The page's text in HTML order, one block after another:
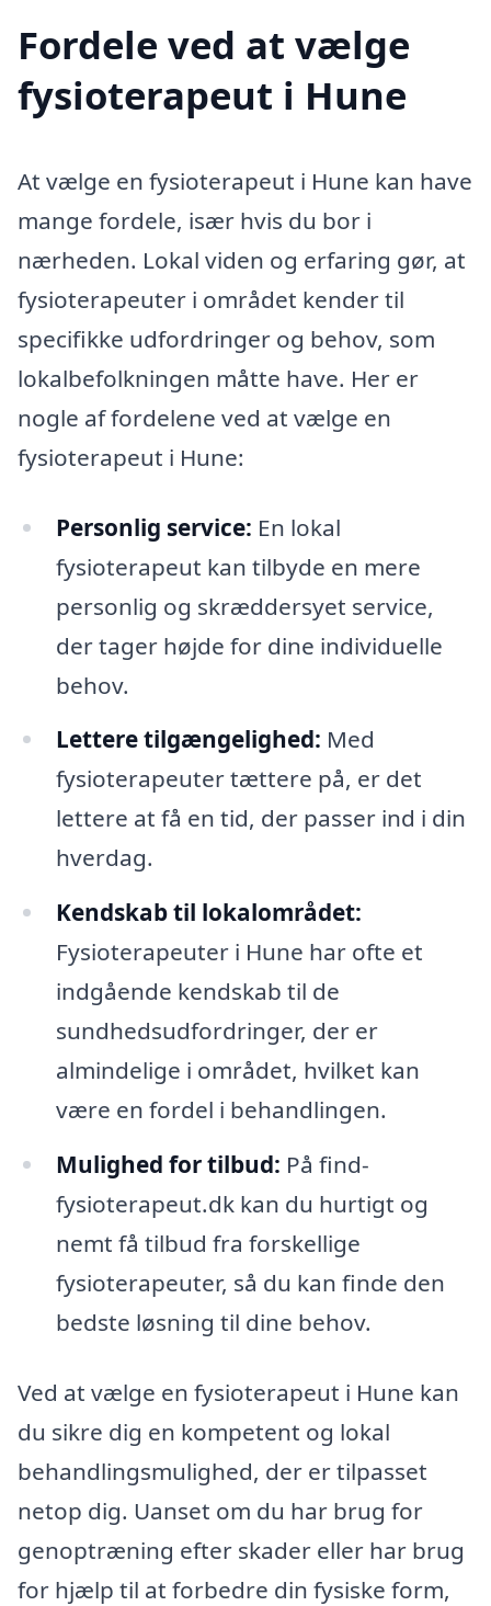
Fordele ved at vælge
fysioterapeut i Hune
At vælge en fysioterapeut i Hune kan have
mange fordele, især hvis du bor i
nærheden. Lokal viden og erfaring gør, at
fysioterapeuter i området kender til
specifikke udfordringer og behov, som
lokalbefolkningen måtte have. Her er
nogle af fordelene ved at vælge en
fysioterapeut i Hune:
Personlig service: En lokal
fysioterapeut kan tilbyde en mere
personlig og skræddersyet service,
der tager højde for dine individuelle
behov.
Lettere tilgængelighed: Med
fysioterapeuter tættere på, er det
lettere at få en tid, der passer ind i din
hverdag.
Kendskab til lokalområdet:
Fysioterapeuter i Hune har ofte et
indgående kendskab til de
sundhedsudfordringer, der er
almindelige i området, hvilket kan
være en fordel i behandlingen.
Mulighed for tilbud: På find-
fysioterapeut.dk kan du hurtigt og
nemt få tilbud fra forskellige
fysioterapeuter, så du kan finde den
bedste løsning til dine behov.
Ved at vælge en fysioterapeut i Hune kan
du sikre dig en kompetent og lokal
behandlingsmulighed, der er tilpasset
netop dig. Uanset om du har brug for
genoptræning efter skader eller har brug
for hjælp til at forbedre din fysiske form,